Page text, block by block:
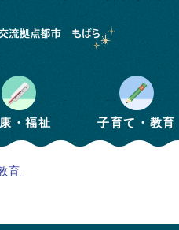
・福祉 子育て・教育
育